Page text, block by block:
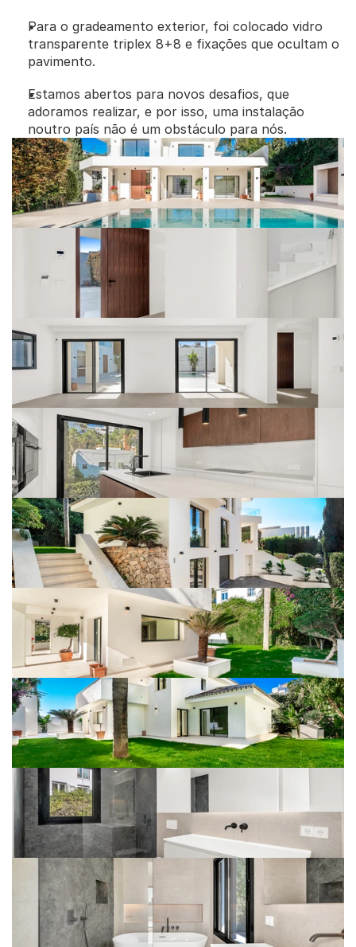
Para o gradeamento exterior, foi colocado vidro
transparente triplex 8+8 e fixações que ocultam o
pavimento.
Estamos abertos para novos desafios, que
adoramos realizar, e por isso, uma instalação
noutro país não é um obstáculo para nós.